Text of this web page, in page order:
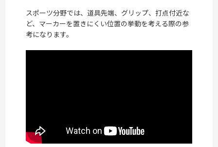
スポーツ分野では、道具先端、グリップ、打点付近な
ど、マーカーを置きにくい位置の挙動を考える際の参
考になります。